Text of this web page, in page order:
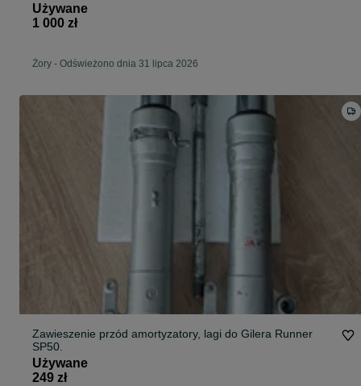
Używane
1 000 zł
Żory - Odświeżono dnia 31 lipca 2026
Zawieszenie przód amortyzatory, lagi do Gilera Runner
SP50.
Używane
249 zł